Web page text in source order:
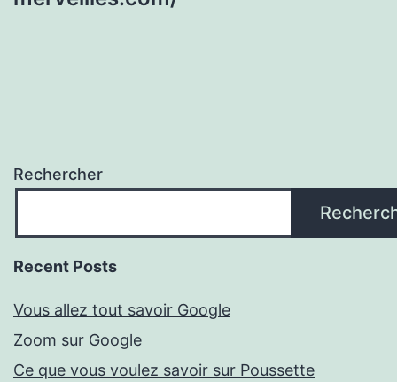
Rechercher
Recent Posts
Vous allez tout savoir Google
Zoom sur Google
Ce que vous voulez savoir sur Poussette